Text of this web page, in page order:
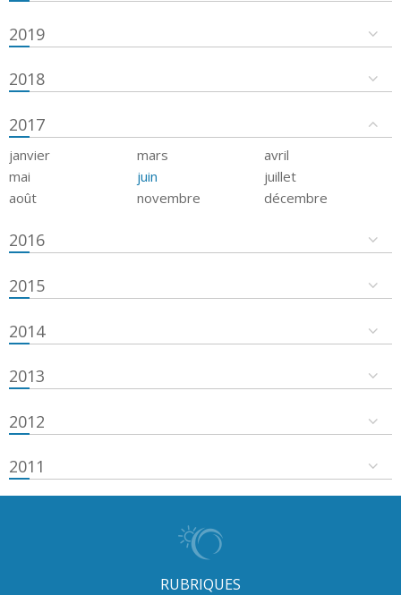
2019
2018
2017
janvier mars
avril
mai
juin
juillet
août
novembre décembre
2016
2015
2014
2013
2012
2011
RUBRIQUES